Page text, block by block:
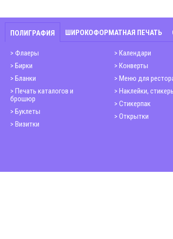
ПОЛИГРАФИЯ
Флаеры
Бирки
Бланки
Печать каталогов и
брошюр
Буклеты
Визитки
Календари
Конверты
Меню для
Наклейки,
Стикерпак
Открытки
ШИРОКОФОРМАТНАЯ ПЕЧАТЬ